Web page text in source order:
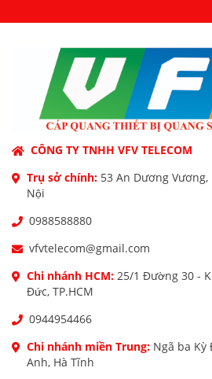
CÔNG TY TNHH VFV TELECOM
Trụ sở chính: 53 An Dương Vương,
Nội
0988588880
vfvtelecom@gmail.com
Chi nhánh HCM: 25/1 Đường 30 -
Đức, TP.HCM
0944954466
Chi nhánh miền Trung: Ngã ba Kỳ
Anh, Hà Tĩnh